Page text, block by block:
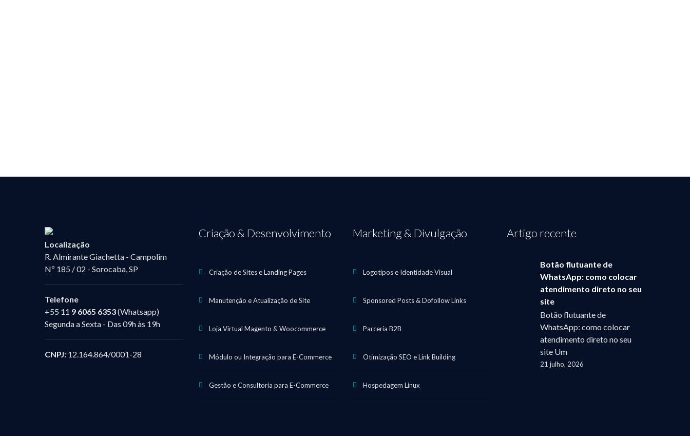
Localização
R. Almirante Giachetta - Campolim
Nº 185 / 02 - Sorocaba, SP
Telefone
+55 11 9 6065 6353(Whatsapp)
Segunda a Sexta - Das 09h às 19h
CNPJ: 12.164.864/0001-28
Criação & Desenvolvimento
Criação de Sites e Landing Pages
Manutenção e Atualização de Site
Loja Virtual Magento & Woocommerce
Módulo ou Integração para E-Commerce
Gestão e Consultoria para E-Commerce
Marketing & Divulgação
Logotipos e Identidade Visual
Sponsored Posts & Dofollow Links
Parceria B2B
Otimização SEO e Link Building
Hospedagem Linux
Artigo recente
Botão flutuante de
WhatsApp: como colocar
atendimento direto no seu
site
Botão flutuante de
WhatsApp: como colocar
atendimento direto no seu
site Um
21 julho, 2026